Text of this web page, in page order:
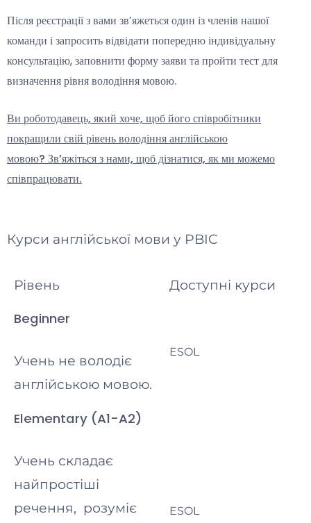
Після реєстрації з вами зв’яжеться один із членів нашої
команди і запросить відвідати попередню індивідуальну
консультацію, заповнити форму заяви та пройти тест для
визначення рівня володіння мовою.
Ви роботодавець, який хоче, щоб його співробітники
покращили свій рівень володіння англійською
мовою? Зв’яжіться з нами, щоб дізнатися, як ми можемо
співпрацювати.
Курси англійської мови у PBIC
Рівень Доступні курси
Beginner
Учень не володіє
англійською мовою.
ESOL
Elementary (A1-A2)
Учень складає
найпростіші
речення, розуміє
ESOL